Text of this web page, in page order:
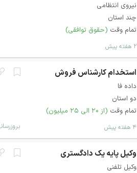
نیروی انتظامی
چند استان
تمام وقت (حقوق توافقی)
۲ هفته پیش
استخدام کارشناس فروش
داده فا
دو استان
تمام وقت (از ۲۰ الی ۲۵ میلیون)
۴ هفته پیش
وکیل پایه یک دادگستری
وکیل تلفنی